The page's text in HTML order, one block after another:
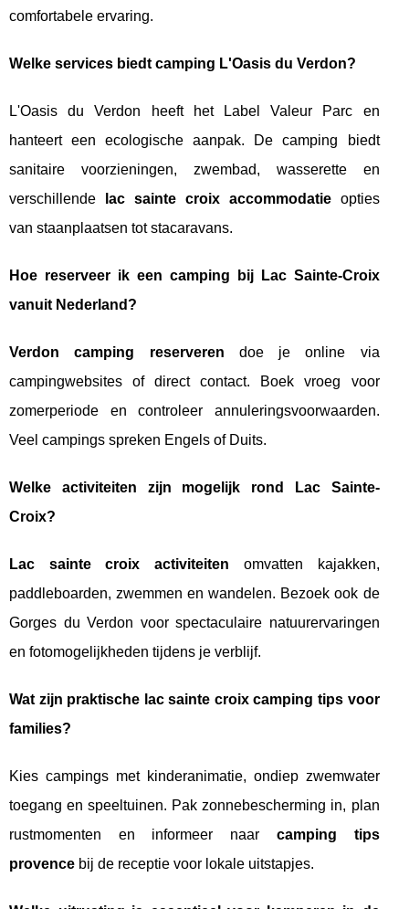
comfortabele ervaring.
Welke services biedt camping L'Oasis du Verdon?
L'Oasis du Verdon heeft het Label Valeur Parc en
hanteert een ecologische aanpak. De camping biedt
sanitaire voorzieningen, zwembad, wasserette en
verschillende
lac sainte croix accommodatieopties
van staanplaatsen tot stacaravans.
Hoe reserveer ik een camping bij Lac Sainte-Croix
vanuit Nederland?
Verdon camping reserveren doe je online via
campingwebsites of direct contact. Boek vroeg voor
zomerperiode en controleer annuleringsvoorwaarden.
Veel campings spreken Engels of Duits.
Welke activiteiten zijn mogelijk rond Lac Sainte-
Croix?
Lac sainte croix activiteiten omvatten kajakken,
paddleboarden, zwemmen en wandelen. Bezoek ook de
Gorges du Verdon voor spectaculaire natuurervaringen
en fotomogelijkheden tijdens je verblijf.
Wat zijn praktische lac sainte croix camping tips voor
families?
Kies campings met kinderanimatie, ondiep zwemwater
toegang en speeltuinen. Pak zonnebescherming in, plan
rustmomenten en informeer naar camping tips
provence bij de receptie voor lokale uitstapjes.